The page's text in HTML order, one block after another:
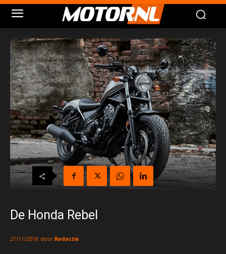
De Honda Rebel
21/11/2016 door Redactie